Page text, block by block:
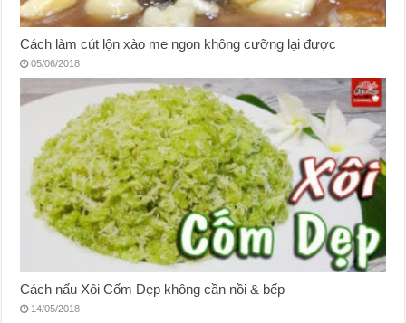
Cách làm cút lộn xào me ngon không cưỡng lại được
05/06/2018
Cách nấu Xôi Cốm Dẹp không cần nồi & bếp
14/05/2018